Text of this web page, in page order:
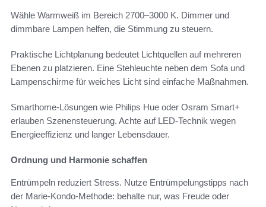
Wähle Warmweiß im Bereich 2700–3000 K. Dimmer und
dimmbare Lampen helfen, die Stimmung zu steuern.
Praktische Lichtplanung bedeutet Lichtquellen auf mehreren
Ebenen zu platzieren. Eine Stehleuchte neben dem Sofa und
Lampenschirme für weiches Licht sind einfache Maßnahmen.
Smarthome-Lösungen wie Philips Hue oder Osram Smart+
erlauben Szenensteuerung. Achte auf LED-Technik wegen
Energieeffizienz und langer Lebensdauer.
Ordnung und Harmonie schaffen
Entrümpeln reduziert Stress. Nutze Entrümpelungstipps nach
der Marie-Kondo-Methode: behalte nur, was Freude oder